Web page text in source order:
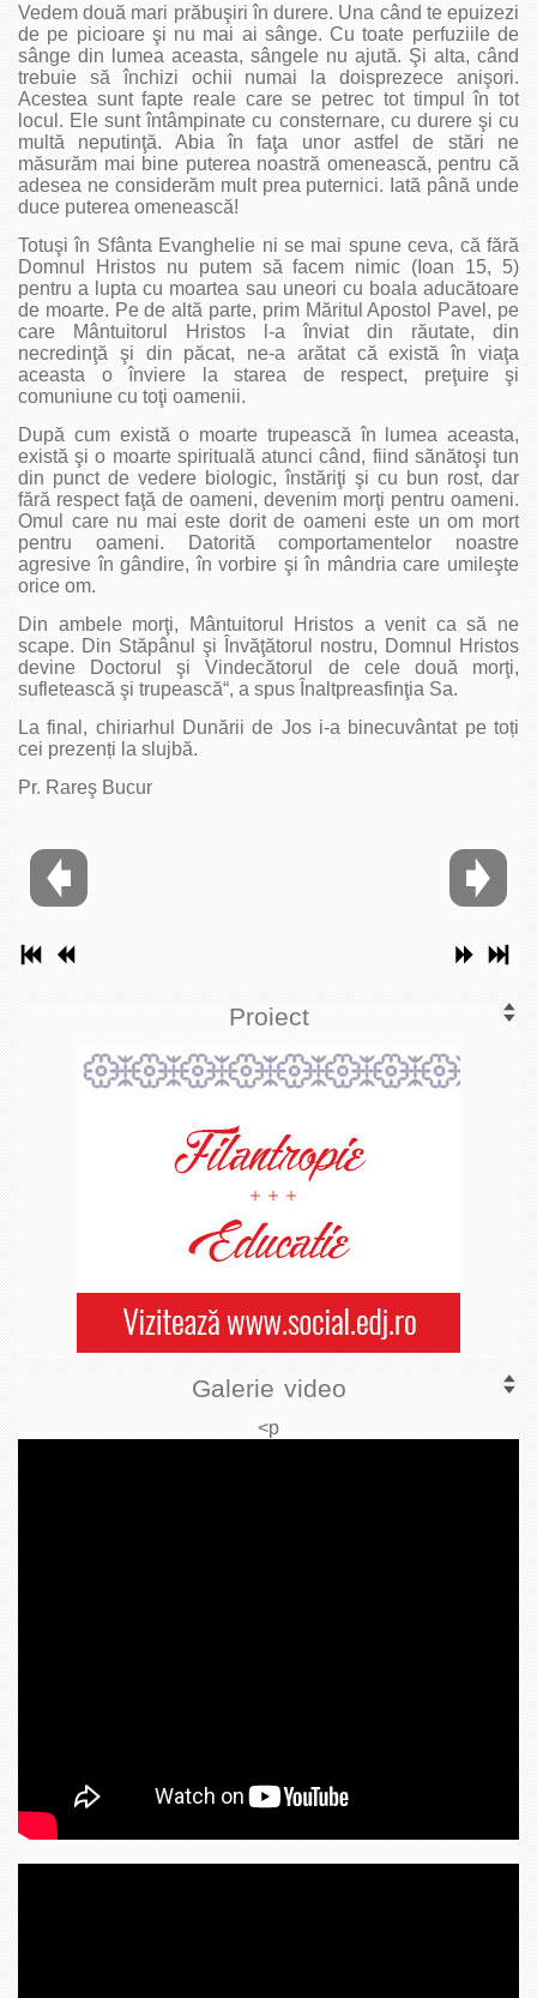
Vedem două mari prăbuşiri în durere. Una când te epuizezi
de pe picioare şi nu mai ai sânge. Cu toate perfuziile de
sânge din lumea aceasta, sângele nu ajută. Şi alta, când
trebuie să închizi ochii numai la doisprezece anişori.
Acestea sunt fapte reale care se petrec tot timpul în tot
locul. Ele sunt întâmpinate cu consternare, cu durere şi cu
multă neputinţă. Abia în faţa unor astfel de stări ne
măsurăm mai bine puterea noastră omenească, pentru că
adesea ne considerăm mult prea puternici. Iată până unde
duce puterea omenească!
Totuşi în Sfânta Evanghelie ni se mai spune ceva, că fără
Domnul Hristos nu putem să facem nimic (Ioan 15, 5)
pentru a lupta cu moartea sau uneori cu boala aducătoare
de moarte. Pe de altă parte, prim Măritul Apostol Pavel, pe
care Mântuitorul Hristos l-a înviat din răutate, din
necredinţă şi din păcat, ne-a arătat că există în viaţa
aceasta o înviere la starea de respect, preţuire şi
comuniune cu toţi oamenii.
După cum există o moarte trupească în lumea aceasta,
există şi o moarte spirituală atunci când, fiind sănătoşi tun
din punct de vedere biologic, înstăriţi şi cu bun rost, dar
fără respect faţă de oameni, devenim morţi pentru oameni.
Omul care nu mai este dorit de oameni este un om mort
pentru oameni. Datorită comportamentelor noastre
agresive în gândire, în vorbire şi în mândria care umileşte
orice om.
Din ambele morţi, Mântuitorul Hristos a venit ca să ne
scape. Din Stăpânul şi Învăţătorul nostru, Domnul Hristos
devine Doctorul şi Vindecătorul de cele două morţi,
sufletească şi trupească“, a spus Înaltpreasfinţia Sa.
La final, chiriarhul Dunării de Jos i-a binecuvântat pe toți
cei prezenți la slujbă.
Pr. Rareş Bucur
Proiect
Galerie video
<p